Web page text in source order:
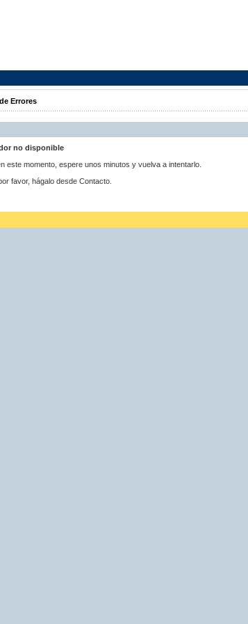
Errores
no disponible
este momento, espere unos minutos y vuelva a intentarlo.
favor, hágalo desde Contacto.